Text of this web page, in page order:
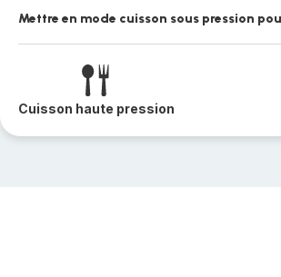
Mettre en mode cuisson sous pression
Cuisson haute pression